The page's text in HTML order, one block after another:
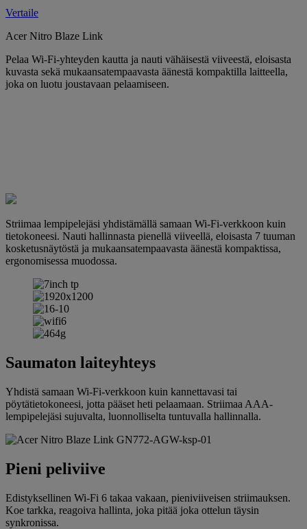
Vertaile
Acer Nitro Blaze Link
Pelaa Wi-Fi-yhteyden kautta ja nauti vähäisestä viiveestä, eloisasta
kuvasta sekä mukaansatempaavasta äänestä kompaktilla laitteella,
joka on luotu joustavaan pelaamiseen.
Striimaa lempipelejäsi yhdistämällä samaan Wi-Fi-verkkoon kuin
tietokoneesi. Nauti hallinnasta pienellä viiveellä, eloisasta 7 tuuman
kosketusnäytöstä ja mukaansatempaavasta äänestä kompaktissa,
ergonomisessa muodossa.
Saumaton laiteyhteys
Yhdistä samaan Wi-Fi-verkkoon kuin kannettavasi tai
pöytätietokoneesi, jotta pääset heti pelaamaan. Striimaa AAA-
lempipelejäsi sujuvalta, luonnolliselta tuntuvalla hallinnalla.
Pieni peliviive
Edistyksellinen Wi-Fi 6 takaa vakaan, pieniviiveisen striimauksen.
Koe tarkka, reagoiva hallinta, joka pitää joka ottelun täysin
synkronissa.